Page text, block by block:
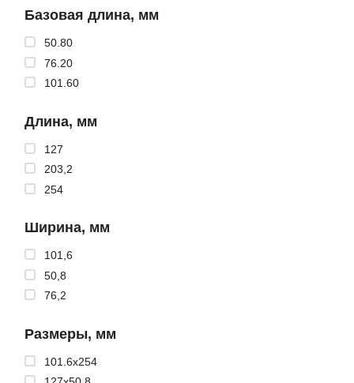
Базовая длина, мм
50.80
76.20
101.60
Длина, мм
127
203,2
254
Ширина, мм
101,6
50,8
76,2
Размеры, мм
101.6x254